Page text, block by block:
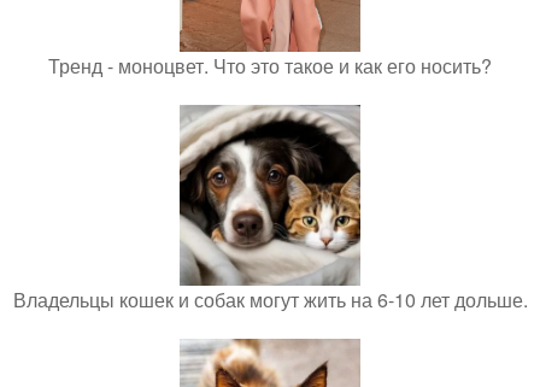
Тренд - моноцвет. Что это такое и как его носить?
Владельцы кошек и собак могут жить на 6-10 лет дольше.